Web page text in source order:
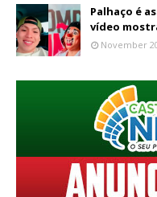
Palhaço é
vídeo
November